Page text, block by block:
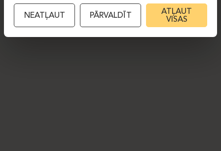
NEATĻAUT PĀRVALDĪT
ATĻAUT
VISAS